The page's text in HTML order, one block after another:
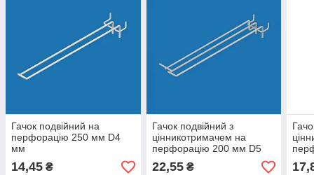
Гачок подвійний на
перфорацію 250 мм D4
мм
14,45 ₴
Гачок подвійний з
цінникотримачем на
перфорацію 200 мм D5
мм
22,55₴
мм